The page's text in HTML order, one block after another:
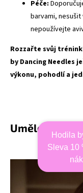
Péče:
barvami,
nepoužívejte
Rozzařte svůj
by Dancing Needles
výkonu, pohodlí a
Umělec -
Hodila
Sleva 10